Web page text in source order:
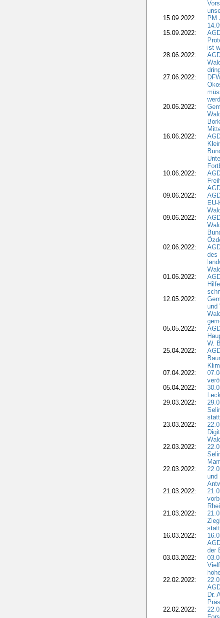
15.09.2022:
PM
15.09.2022:
ist
28.06.2022:
27.06.2022:
20.06.2022:
16.06.2022:
10.06.2022:
09.06.2022:
09.06.2022:
02.06.2022:
des
01.06.2022:
12.05.2022:
und
05.05.2022:
W.
25.04.2022:
07.04.2022:
05.04.2022:
29.03.2022:
23.03.2022:
22.03.2022:
22.03.2022:
und
21.03.2022:
21.03.2022:
16.03.2022:
der
03.03.2022:
22.02.2022:
Dr.
22.02.2022: